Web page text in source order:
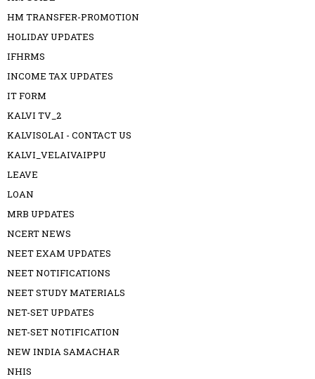
HM TRANSFER-PROMOTION
HOLIDAY UPDATES
IFHRMS
INCOME TAX UPDATES
IT FORM
KALVI TV_2
KALVISOLAI - CONTACT US
KALVI_VELAIVAIPPU
LEAVE
LOAN
MRB UPDATES
NCERT NEWS
NEET EXAM UPDATES
NEET NOTIFICATIONS
NEET STUDY MATERIALS
NET-SET UPDATES
NET-SET NOTIFICATION
NEW INDIA SAMACHAR
NHIS